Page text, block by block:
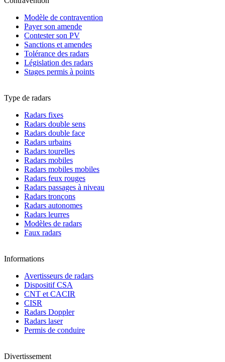
Modèle de contravention
Payer son amende
Contester son PV
Sanctions et amendes
Tolérance des radars
Législation des radars
Stages permis à points
Type de radars
Radars fixes
Radars double sens
Radars double face
Radars urbains
Radars tourelles
Radars mobiles
Radars mobiles mobiles
Radars feux rouges
Radars passages à niveau
Radars tronçons
Radars autonomes
Radars leurres
Modèles de radars
Faux radars
Informations
Avertisseurs de radars
Dispositif CSA
CNT et CACIR
CISR
Radars Doppler
Radars laser
Permis de conduire
Divertissement